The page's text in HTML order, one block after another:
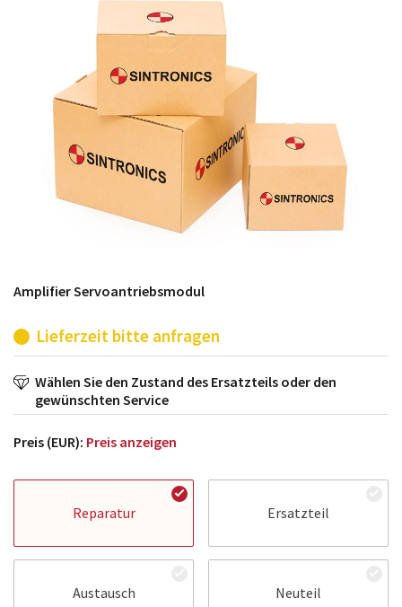
möglich. SINTRONICS ist dann ihr Partner, der
entweder die alten Baugruppen technisch hochwertig
repariert oder ihnen die abgekündigten Baugruppen
aus dem eigenen Lager ersetzt.
Amplifier Servoantriebsmodul
Lieferzeit bitte anfragen
Wählen Sie den Zustand des Ersatzteils oder den
gewünschten Service
Preis (EUR): Preis anzeigen
Reparatur Ersatzteil
Austausch Neuteil